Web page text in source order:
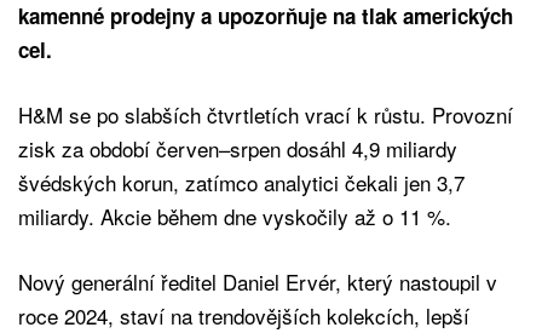
kamenné prodejny a upozorňuje na tlak amerických
cel.
H&M se po slabších čtvrtletích vrací k růstu. Provozní
zisk za období červen–srpen dosáhl 4,9 miliardy
švédských korun, zatímco analytici čekali jen 3,7
miliardy. Akcie během dne vyskočily až o 11 %.
Nový generální ředitel Daniel Ervér, který nastoupil v
roce 2024, staví na trendovějších kolekcích, lepší